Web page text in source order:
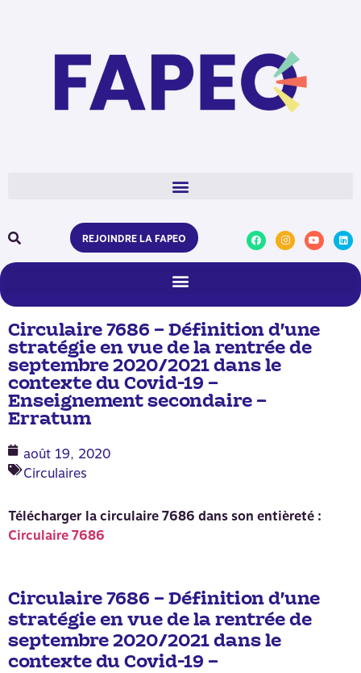
REJOINDRE LA FAPEO
Circulaire 7686 – Définition d’une
stratégie en vue de la rentrée de
septembre 2020/2021 dans le
contexte du Covid-19 –
Enseignement secondaire –
Erratum
août 19, 2020
Circulaires
Télécharger la circulaire 7686 dans son entièreté :
Circulaire 7686
Circulaire 7686 – Définition d’une
stratégie en vue de la rentrée de
septembre 2020/2021 dans le
contexte du Covid-19 –